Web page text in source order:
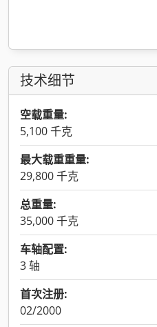
技术细节
空载重量:
5,100 千克
最大载重重量:
29,800 千克
总重量:
35,000 千克
车轴配置:
3 轴
首次注册:
02/2000